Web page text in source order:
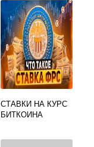
СТАВКИ НА КУРС
БИТКОИНА